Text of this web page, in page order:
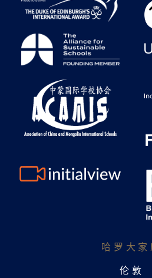
哈罗大家
伦敦